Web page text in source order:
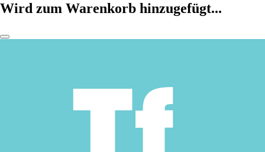
Wird zum Warenkorb hinzugefügt...